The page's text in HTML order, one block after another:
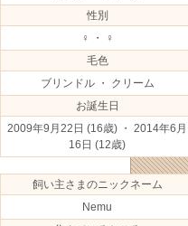
性別
♀ ・ ♀
毛色
ブリンドル ・ クリーム
お誕生日
2009年9月22日 (16歳) ・ 2014年6月
16日 (12歳)
飼い主さまのニックネーム
Nemu